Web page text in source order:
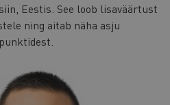
Eestis. See loob lisaväärtust
ning aitab näha asju